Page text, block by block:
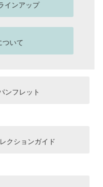
インアップ
いて
ンフレット
クションガイド